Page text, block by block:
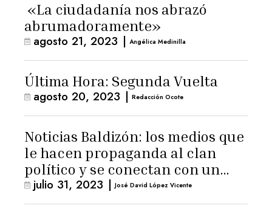
«La ciudadanía nos abrazó
abrumadoramente»
agosto 21, 2023 | Angélica Medinilla
Última Hora: Segunda Vuelta
agosto 20, 2023 | Redacción Ocote
Noticias Baldizón: los medios que
le hacen propaganda al clan
político y se conectan con un
hombre de confianza de
Giammattei
julio 31, 2023 | José David López Vicente